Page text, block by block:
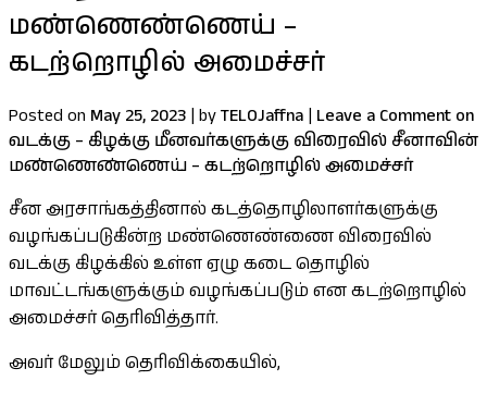
மண்ணெண்ணெய் –
கடற்றொழில் அமைச்சர்
Posted on May 25, 2023 | byTELOJaffna | Leave a Comment on
வடக்கு – கிழக்கு மீனவர்களுக்கு விரைவில் சீனாவின்
மண்ணெண்ணெய் – கடற்றொழில் அமைச்சர்
சீன அரசாங்கத்தினால் கடத்தொழிலாளர்களுக்கு
வழங்கப்படுகின்ற மண்ணெண்ணை விரைவில்
வடக்கு கிழக்கில் உள்ள ஏழு கடை தொழில்
மாவட்டங்களுக்கும் வழங்கப்படும் என கடற்றொழில்
அமைச்சர் தெரிவித்தார்.
அவர் மேலும் தெரிவிக்கையில்,